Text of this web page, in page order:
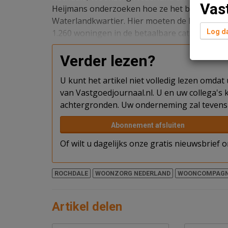
Heijmans onderzoeken hoe ze het beste
Waterlandkwartier. Hier moeten de komende
1.260 woningen in de betaalbare categorie
Verder lezen?
U kunt het artikel niet volledig lezen
van Vastgoedjournaal.nl. U en uw
achtergronden. Uw onderneming zal
Abonnement afsluiten
Of wilt u dagelijks onze gratis nieuwsbrief
ROCHDALE WOONZORG NEDERLAND
Artikel delen
Log